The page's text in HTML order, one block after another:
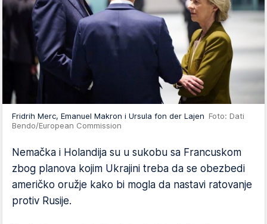
Fridrih Merc, Emanuel Makron i Ursula fon der Lajen Foto: Dati
Bendo/European Commission
Nemačka i Holandija su u sukobu sa Francuskom
zbog planova kojim Ukrajini treba da se obezbedi
američko oružje kako bi mogla da nastavi ratovanje
protiv Rusije.